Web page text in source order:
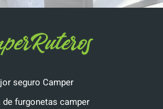
seguro Camper